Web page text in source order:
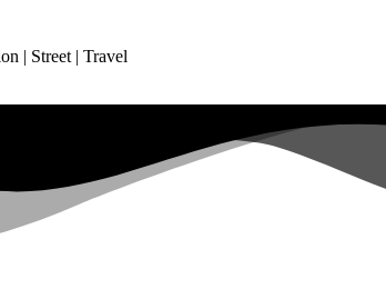
| Street | Travel